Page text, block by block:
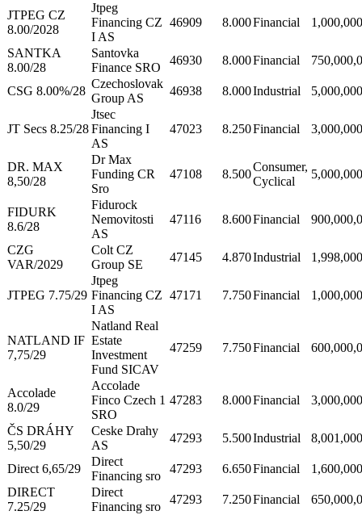
JTPEG CZ
8.00/2028
Jtpeg
Financing CZ
I AS
46909 8.000Financial
SANTKA
8.00/28
Santovka
Finance SRO
46930 8.000Financial
CSG 8.00%/28
Czechoslovak
Group AS
46938 8.000Industrial
JT Secs 8.25/28
Jtsec
Financing I
AS
47023 8.250Financial
DR. MAX
8,50/28
Dr Max
Funding CR
Sro
47108 8.500
Consumer,
Cyclical
FIDURK
8.6/28
Fidurock
Nemovitosti
AS
47116 8.600Financial
CZG
VAR/2029
Colt CZ
Group SE
47145 4.870Industrial
JTPEG 7.75/29
Jtpeg
Financing CZ
I AS
47171 7.750Financial
NATLAND IF
7,75/29
Natland Real
Estate
Investment
Fund SICAV
47259 7.750Financial
Accolade
8.0/29
Accolade
Finco Czech 1
SRO
47283 8.000Financial
ČS DRÁHY
5,50/29
Ceske Drahy
AS
47293 5.500Industrial
Direct 6,65/29
Direct
Financing sro
47293 6.650Financial
DIRECT
7.25/29
Direct
Financing sro
47293 7.250Financial